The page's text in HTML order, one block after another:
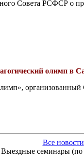
Совета РСФСР о
олимп в
Все новости
Выездные семинары (по